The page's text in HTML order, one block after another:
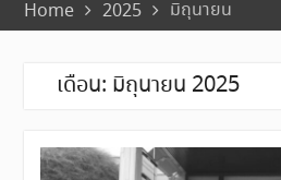
Home 2025 มิถุนายน
เดือน: มิถุนายน 2025